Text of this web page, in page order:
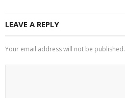
LEAVE A REPLY
Your email address will not be published.